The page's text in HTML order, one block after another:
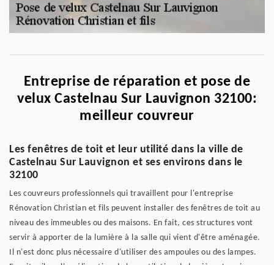
Entreprise de réparation et pose de
velux Castelnau Sur Lauvignon 32100:
meilleur couvreur
Les fenêtres de toit et leur utilité dans la ville de
Castelnau Sur Lauvignon et ses environs dans le
32100
Les couvreurs professionnels qui travaillent pour l'entreprise
Rénovation Christian et fils peuvent installer des fenêtres de toit au
niveau des immeubles ou des maisons. En fait, ces structures vont
servir à apporter de la lumière à la salle qui vient d'être aménagée.
Il n'est donc plus nécessaire d'utiliser des ampoules ou des lampes.